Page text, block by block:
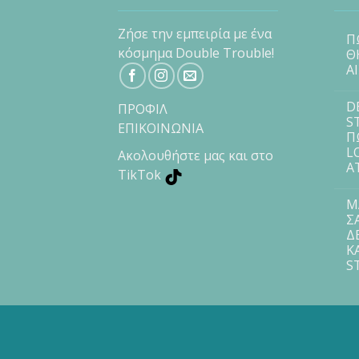
Ζήσε την εμπειρία με ένα
κόσμημα Double Trouble!
ΠΡΟΦΙΛ
ΕΠΙΚΟΙΝΩΝΙΑ
Ακολουθήστε μας και στο
TikTok